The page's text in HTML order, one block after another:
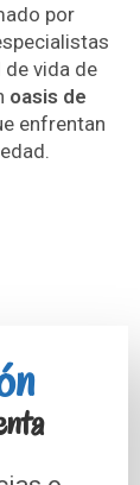
por
vida de
oasis de
enfrentan